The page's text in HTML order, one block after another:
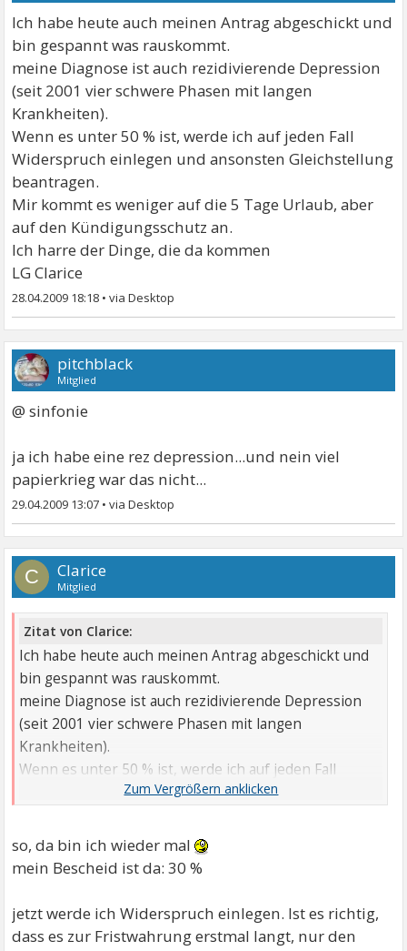
Ich habe heute auch meinen Antrag abgeschickt und
bin gespannt was rauskommt.
meine Diagnose ist auch rezidivierende Depression
(seit 2001 vier schwere Phasen mit langen
Krankheiten).
Wenn es unter 50 % ist, werde ich auf jeden Fall
Widerspruch einlegen und ansonsten Gleichstellung
beantragen.
Mir kommt es weniger auf die 5 Tage Urlaub, aber
auf den Kündigungsschutz an.
Ich harre der Dinge, die da kommen
LG Clarice
28.04.2009 18:18 •
pitchblack
Mitglied
@ sinfonie
ja ich habe eine rez depression...und nein viel
papierkrieg war das nicht...
29.04.2009 13:07 •
C Clarice
Mitglied
Zitat von Clarice:
Ich habe heute auch meinen Antrag abgeschickt und
bin gespannt was rauskommt.
meine Diagnose ist auch rezidivierende Depression
(seit 2001 vier schwere Phasen mit langen
Krankheiten).
Wenn es unter 50 % ist, werde ich auf jeden Fall
Widerspruch einlegen und ansonsten Gleichstellung
Mir kommt es weniger auf die 5 Tage Urlaub, aber auf
den Kündigungsschutz an.
LG Clarice
so, da bin ich wieder mal
mein Bescheid ist da: 30 %
jetzt werde ich Widerspruch einlegen. Ist es richtig,
dass es zur Fristwahrung erstmal langt, nur den